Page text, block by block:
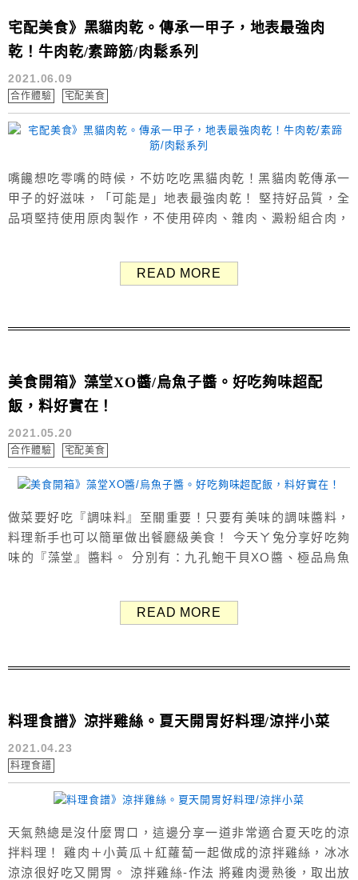
宅配美食》黑貓肉乾。傳承一甲子，地表最強肉
乾！牛肉乾/素蹄筋/肉鬆系列
2021.06.09
合作體驗 宅配美食
嘴饞想吃零嘴的時候，不妨吃吃黑貓肉乾！黑貓肉乾傳承一
甲子的好滋味，「可能是」地表最強肉乾！ 堅持好品質，全
品項堅持使用原肉製作，不使用碎肉、雜肉、澱粉組合肉，
乾、牛肉乾、素蹄筋、肉鬆、禮盒系列。 這篇ㄚ兔就要來試
READ MORE
美食開箱》藻堂XO醬/烏魚子醬。好吃夠味超配
飯，料好實在！
2021.05.20
合作體驗 宅配美食
做菜要好吃『調味料』至關重要！只要有美味的調味醬料，
料理新手也可以簡單做出餐廳級美食！ 今天ㄚ兔分享好吃夠
味的『藻堂』醬料。 分別有：九孔鮑干貝XO醬、極品烏魚
醬、烏魚子醬 藻堂的海鮮XO醬、烏魚子醬用料實在，100%
READ MORE
料理食譜》涼拌雞絲。夏天開胃好料理/涼拌小菜
2021.04.23
料理食譜
天氣熱總是沒什麼胃口，這邊分享一道非常適合夏天吃的涼
拌料理！ 雞肉＋小黃瓜＋紅蘿蔔一起做成的涼拌雞絲，冰冰
涼涼很好吃又開胃。 涼拌雞絲-作法 將雞肉燙熟後，取出放